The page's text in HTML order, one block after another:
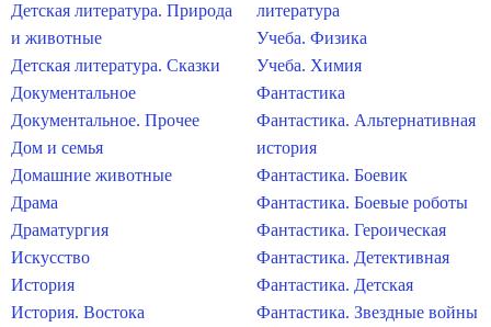
Детская литература. Природа
и животные
Детская литература. Сказки
Документальное
Документальное. Прочее
Дом и семья
Домашние животные
Драма
Драматургия
Искусство
История
История. Востока
литература
Учеба. Физика
Учеба. Химия
Фантастика
Фантастика. Альтернативная
история
Фантастика. Боевик
Фантастика. Боевые роботы
Фантастика. Героическая
Фантастика. Детективная
Фантастика. Детская
Фантастика. Звездные войны